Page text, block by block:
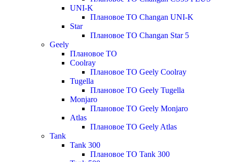
UNI-K
Плановое ТО Changan UNI-K
Star
Плановое ТО Changan Star 5
Geely
Плановое ТО
Coolray
Плановое ТО Geely Coolray
Tugella
Плановое ТО Geely Tugella
Monjaro
Плановое ТО Geely Monjaro
Atlas
Плановое ТО Geely Atlas
Tank
Tank 300
Плановое ТО Tank 300